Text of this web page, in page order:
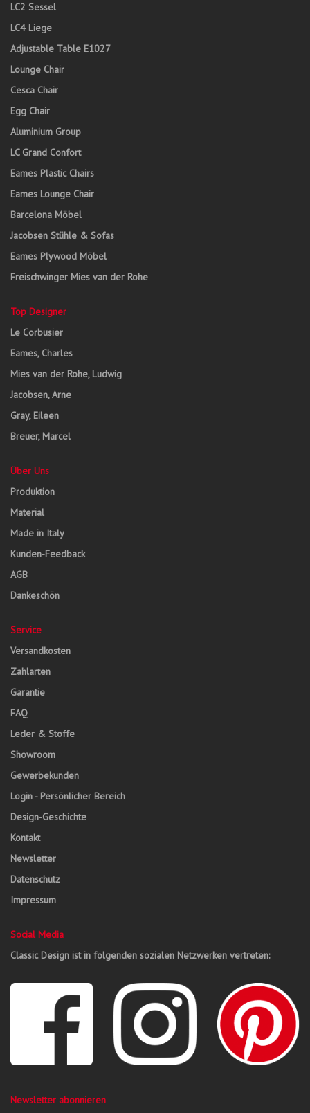
LC2 Sessel
LC4 Liege
Adjustable Table E1027
Lounge Chair
Cesca Chair
Egg Chair
Aluminium Group
LC Grand Confort
Eames Plastic Chairs
Eames Lounge Chair
Barcelona Möbel
Jacobsen Stühle & Sofas
Eames Plywood Möbel
Freischwinger Mies van der Rohe
Top Designer
Le Corbusier
Eames, Charles
Mies van der Rohe, Ludwig
Jacobsen, Arne
Gray, Eileen
Breuer, Marcel
Über Uns
Produktion
Material
Made in Italy
Kunden-Feedback
AGB
Dankeschön
Service
Versandkosten
Zahlarten
Garantie
FAQ
Leder & Stoffe
Showroom
Gewerbekunden
Login - Persönlicher Bereich
Design-Geschichte
Kontakt
Newsletter
Datenschutz
Impressum
Social Media
Classic Design ist in folgenden sozialen Netzwerken vertreten:
Newsletter abonnieren